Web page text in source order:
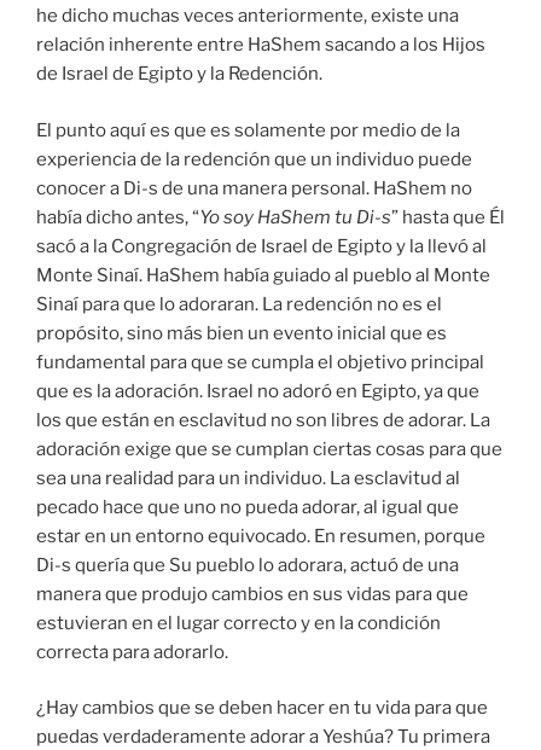
he dicho muchas veces anteriormente, existe una
relación inherente entre HaShem sacando a los Hijos
de Israel de Egipto y la Redención.
El punto aquí es que es solamente por medio de la
experiencia de la redención que un individuo puede
conocer a Di-s de una manera personal. HaShem no
había dicho antes, “Yo soy HaShem tu Di-s” hasta que Él
sacó a la Congregación de Israel de Egipto y la llevó al
Monte Sinaí. HaShem había guiado al pueblo al Monte
Sinaí para que lo adoraran. La redención no es el
propósito, sino más bien un evento inicial que es
fundamental para que se cumpla el objetivo principal
que es la adoración. Israel no adoró en Egipto, ya que
los que están en esclavitud no son libres de adorar. La
adoración exige que se cumplan ciertas cosas para que
sea una realidad para un individuo. La esclavitud al
pecado hace que uno no pueda adorar, al igual que
estar en un entorno equivocado. En resumen, porque
Di-s quería que Su pueblo lo adorara, actuó de una
manera que produjo cambios en sus vidas para que
estuvieran en el lugar correcto y en la condición
correcta para adorarlo.
¿Hay cambios que se deben hacer en tu vida para que
puedas verdaderamente adorar a Yeshúa? Tu primera